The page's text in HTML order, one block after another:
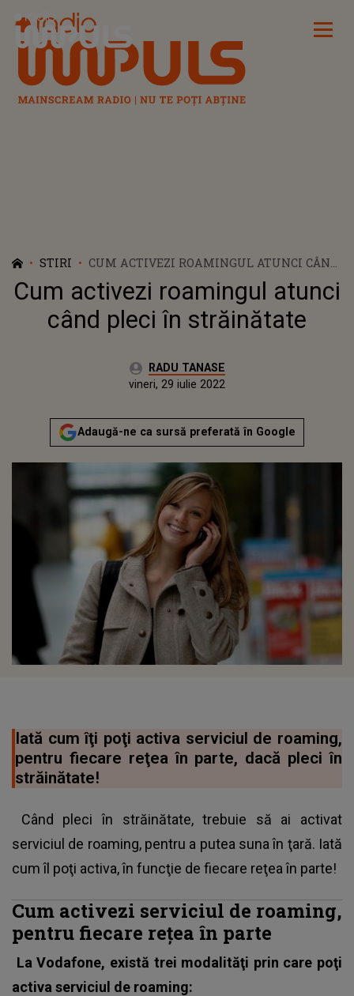
Radio Impuls
STIRI
CUM ACTIVEZI ROAMINGUL ATUNCI CÂND
PLECI ÎN STRĂINĂTATE
Cum activezi roamingul atunci
când pleci în străinătate
Autor:RADU TANASE
Actualizat:
vineri, 29 iulie 2022
Adaugă-ne ca sursă preferată în Google
Iată cum îţi poţi activa serviciul de roaming,
pentru fiecare reţea în parte, dacă pleci în
străinătate!
Când pleci în străinătate, trebuie să ai activat
serviciul de roaming, pentru a putea suna în ţară. Iată
cum îl poţi activa, în funcţie de fiecare reţea în parte!
Cum activezi serviciul de roaming,
pentru fiecare reţea în parte
La Vodafone, există trei modalităţi prin care poţi
activa serviciul de roaming: